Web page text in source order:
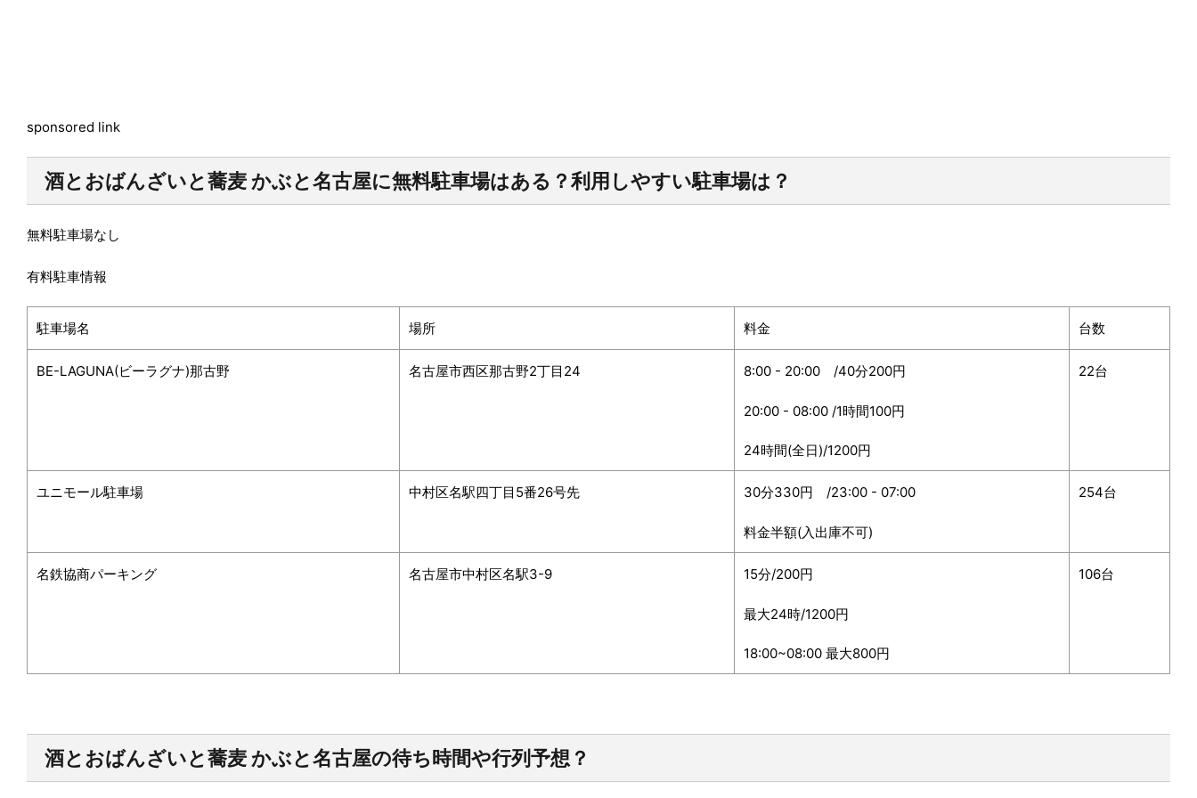
sponsored link
酒とおばんざいと蕎麦 かぶと名古屋に無料駐車場はある？利用しやすい駐車場は？
無料駐車場なし
有料駐車情報
駐車場名 場所 料金 台数
BE-LAGUNA(ビーラグナ)那古野 名古屋市西区那古野2丁目24 8:00 - 20:00 /40分200円
20:00 - 08:00 /1時間100円
24時間(全日)/1200円
22台
ユニモール駐車場 中村区名駅四丁目5番26号先 30分330円 /23:00 - 07:00
料金半額(入出庫不可)
254台
名鉄協商パーキング 名古屋市中村区名駅3-9 15分/200円
最大24時/1200円
18:00~08:00 最大800円
106台
酒とおばんざいと蕎麦 かぶと名古屋の待ち時間や行列予想？